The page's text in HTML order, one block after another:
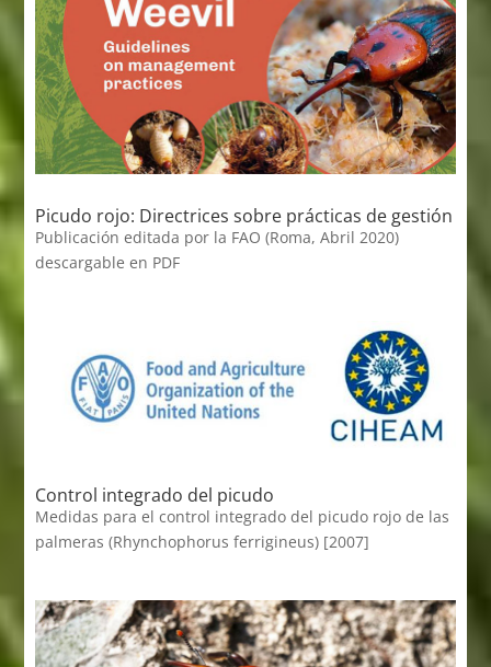
Picudo rojo: Directrices sobre prácticas de gestión
Publicación editada por la FAO (Roma, Abril 2020)
descargable en PDF
Control integrado del picudo
Medidas para el control integrado del picudo rojo de las
palmeras (Rhynchophorus ferrigineus) [2007]